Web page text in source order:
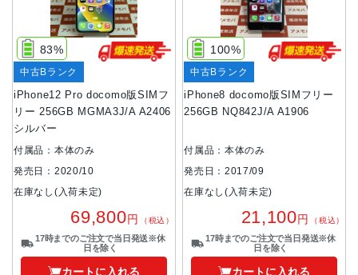
iPhone12 Pro docomo版SIMフ
リー 256GB MGMA3J/A A2406
シルバー
83%
中古Bランク
付属品：本体のみ
発売日：2020/10
在庫なし(入荷未定)
69,800円 （税込）
17時までのご注文で当日発送※休
日を除く
カートに入れる
iPhone8 docomo版SIMフリー
256GB NQ842J/A A1906
100%
中古Bランク
付属品：本体のみ
発売日：2017/09
在庫なし(入荷未定)
21,100円 （税込）
17時までのご注文で当日発送※休
日を除く
カートに入れる